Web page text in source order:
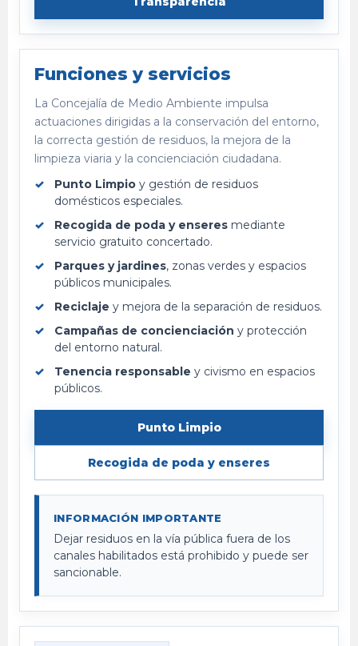
Funciones y servicios
La Concejalía de Medio Ambiente impulsa
actuaciones dirigidas a la conservación del entorno,
la correcta gestión de residuos, la mejora de la
limpieza viaria y la concienciación ciudadana.
Punto Limpio y gestión de residuos
domésticos especiales.
Recogida de poda y enseres mediante
servicio gratuito concertado.
Parques y jardines, zonas verdes y espacios
públicos municipales.
Reciclaje y mejora de la separación de residuos.
Campañas de concienciación y protección
del entorno natural.
Tenencia responsable y civismo en espacios
públicos.
Punto Limpio
Recogida de poda y enseres
INFORMACIÓN IMPORTANTE
Dejar residuos en la vía pública fuera de los
canales habilitados está prohibido y puede ser
sancionable.